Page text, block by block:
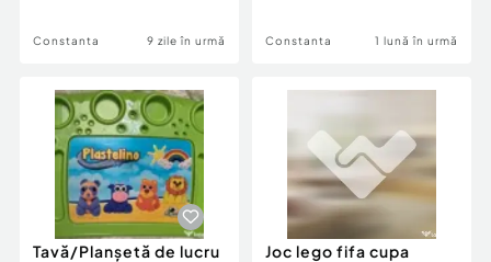
Constanta 9 zile în urmă Constanta 1 lună în urmă
Tavă/Planșetă de lucru
Joc lego fifa cupa